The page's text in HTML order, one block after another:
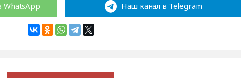
WhatsApp Наш канал в Telegram